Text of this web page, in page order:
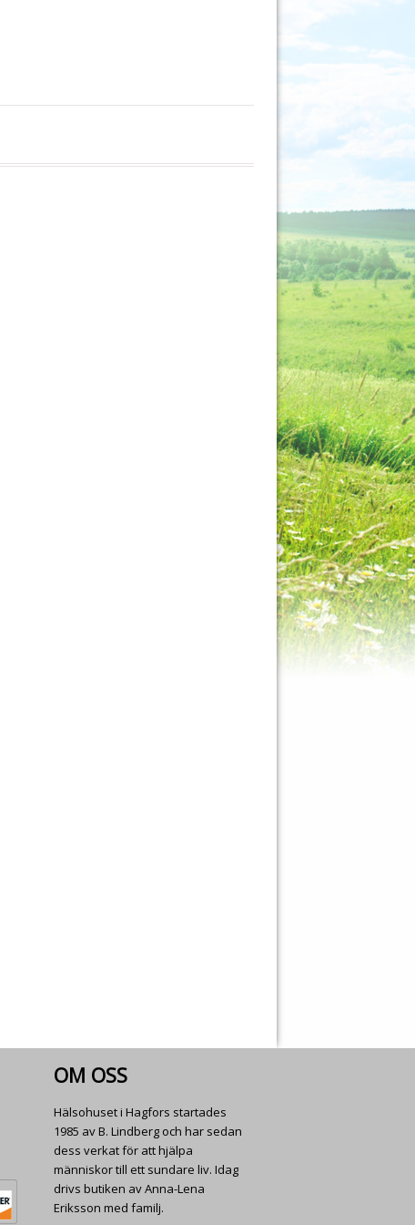
OM OSS
Hälsohuset i Hagfors startades
1985 av B. Lindberg och har sedan
dess verkat för att hjälpa
människor till ett sundare liv. Idag
drivs butiken av Anna-Lena
Eriksson med familj.